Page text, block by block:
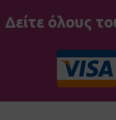
Δείτε όλους